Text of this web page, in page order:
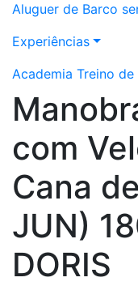
Aluguer de Barco
Experiências
Academia Treino de
com
Cana
JUN)
DORIS